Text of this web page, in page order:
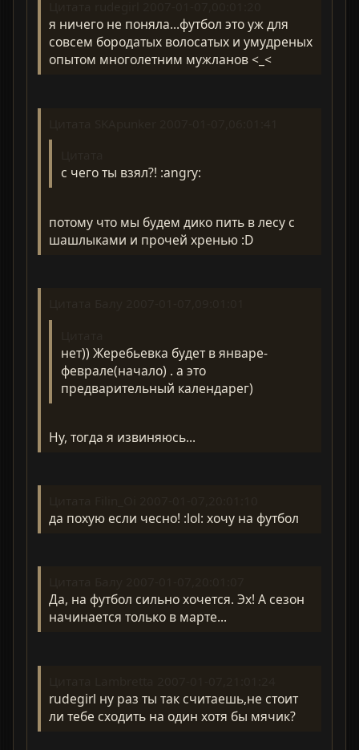
я ничего не поняла...футбол это уж для
совсем бородатых волосатых и умудреных
опытом многолетним мужланов <_<
с чего ты взял?! :angry:
потому что мы будем дико пить в лесу с
шашлыками и прочей хренью :D
нет)) Жеребьевка будет в январе-
феврале(начало) . а это
предварительный календарег)
Ну, тогда я извиняюсь...
да похую если чесно! :lol: хочу на футбол
Да, на футбол сильно хочется. Эх! А сезон
начинается только в марте...
rudegirl ну раз ты так считаешь,не стоит
ли тебе сходить на один хотя бы мячик?